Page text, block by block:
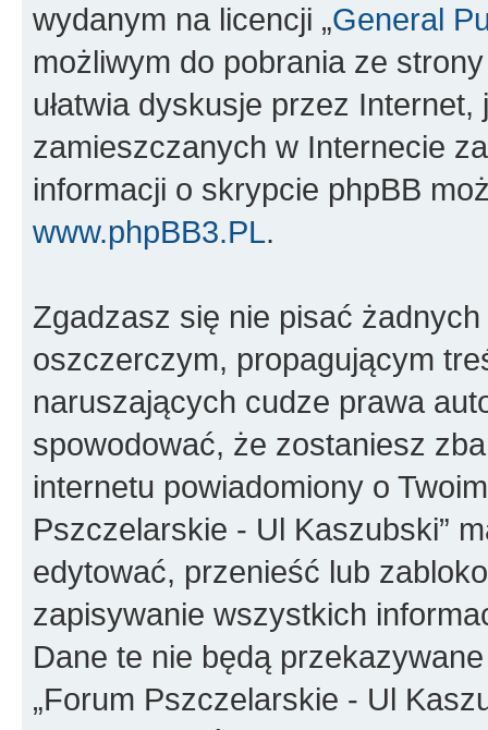
wydanym na licencji „General
możliwym do pobrania ze
ułatwia dyskusje przez
zamieszczanych w Internecie
informacji o skrypcie phpBB
www.phpBB3.PL.
Zgadzasz się nie pisać
oszczerczym, propagującym
naruszających cudze prawa
spowodować, że zostaniesz
internetu powiadomiony o
Pszczelarskie - Ul Kaszubski”
edytować, przenieść lub
zapisywanie wszystkich
Dane te nie będą
„Forum Pszczelarskie - Ul